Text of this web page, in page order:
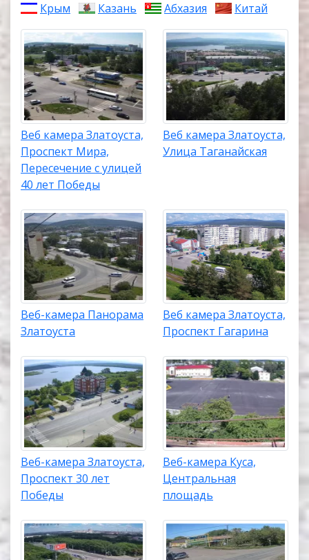
Крым Казань Абхазия Китай
Веб камера Златоуста,
Проспект Мира,
Пересечение с улицей
40 лет Победы
Веб камера Златоуста,
Улица Таганайская
Веб-камера Панорама
Златоуста
Веб камера Златоуста,
Проспект Гагарина
Веб-камера Златоуста,
Проспект 30 лет
Победы
Веб-камера Куса,
Центральная
площадь